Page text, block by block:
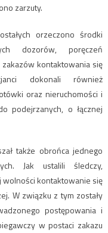
zarzuty.
orzeczono środki
dozorów, poręczeń
kontaktowania się
dokonali również
oraz nieruchomości i
podejrzanych, o łącznej
także obrońca jednego
Jak ustalili śledczy,
wolności kontaktowanie się
W związku z tym zostały
postępowania i
w postaci zakazu